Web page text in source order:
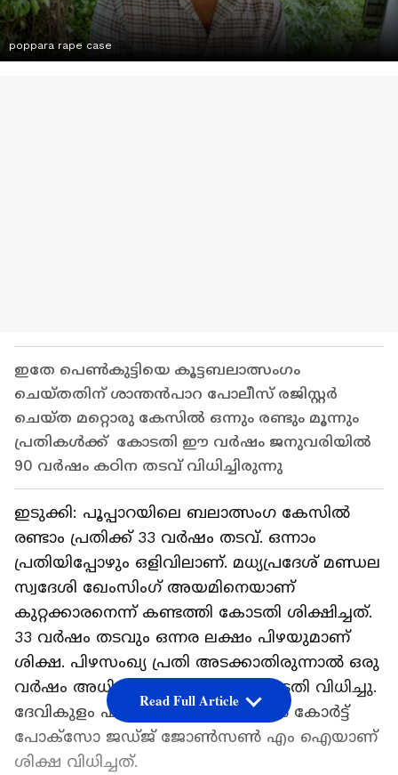
poppara rape case
ഇതേ പെൺകുട്ടിയെ കൂട്ടബലാത്സംഗം
ചെയ്തതിന് ശാന്തൻപാറ പോലീസ് രജിസ്റ്റർ
ചെയ്ത മറ്റൊരു കേസിൽ ഒന്നും രണ്ടും മൂന്നും
പ്രതികൾക്ക് കോടതി ഈ വർഷം ജനുവരിയിൽ
90 വർഷം കഠിന തടവ് വിധിച്ചിരുന്നു
ഇടുക്കി: പൂപ്പാറയിലെ ബലാത്സംഗ കേസിൽ
രണ്ടാം പ്രതിക്ക് 33 വർഷം തടവ്. ഒന്നാം
പ്രതിയിപ്പോഴും ഒളിവിലാണ്. മധ്യപ്രദേശ് മണ്ഡല
സ്വദേശി ഖേംസിംഗ് അയമിനെയാണ്
കുറ്റക്കാരനെന്ന് കണ്ടത്തി കോടതി ശിക്ഷിച്ചത്.
33 വർഷം തടവും ഒന്നര ലക്ഷം പിഴയുമാണ്
ശിക്ഷ. പിഴസംഖ്യ പ്രതി അടക്കാതിരുന്നാൽ ഒരു
വർഷം അധിക കഠിന തടവും കോടതി വിധിച്ചു.
ദേവികുളം ഫാസ്റ്റ് ട്രാക്ക് സ്പെഷ്യൽ കോർട്ട്
പോക്സോ ജഡ്ജ് ജോൺസൺ എം ഐയാണ്
ശിക്ഷ വിധിച്ചത്.
Read Full Article